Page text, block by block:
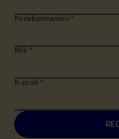
Perekonnanimi *
Riik *
E-mail *